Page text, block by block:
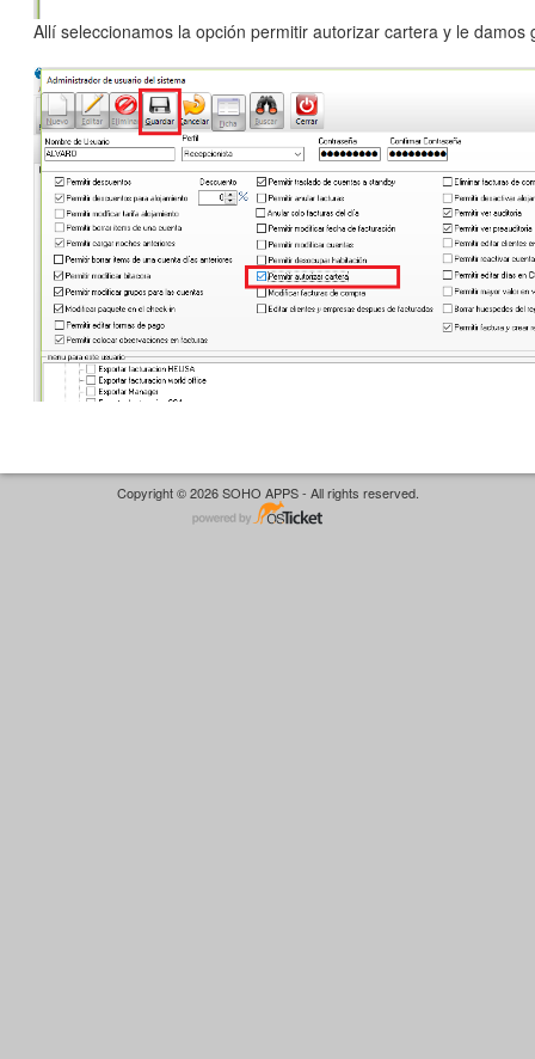
Allí seleccionamos la opción permitir autorizar cartera y le damos
Copyright © 2026 SOHO APPS - All rights reserved.